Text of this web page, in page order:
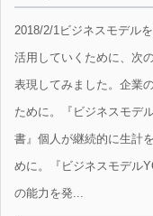
2018/2/1ビジネスモデル
活用していくために、次
表現してみました。企業
ために。『ビジネスモデ
書』個人が継続的に生計
めに。『ビジネスモデル
の能力を発...